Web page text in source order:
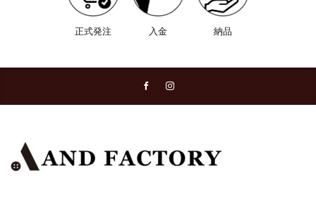
正式発注 入金 納品